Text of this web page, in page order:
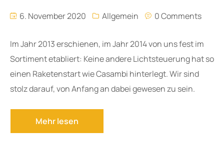
6. November 2020 Allgemein 0 Comments
Im Jahr 2013 erschienen, im Jahr 2014 von uns fest im
Sortiment etabliert: Keine andere Lichtsteuerung hat so
einen Raketenstart wie Casambi hinterlegt. Wir sind
stolz darauf, von Anfang an dabei gewesen zu sein.